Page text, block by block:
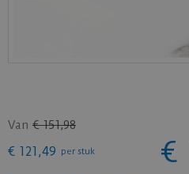
Van € 151,98
€ 121 ,49 per stuk €